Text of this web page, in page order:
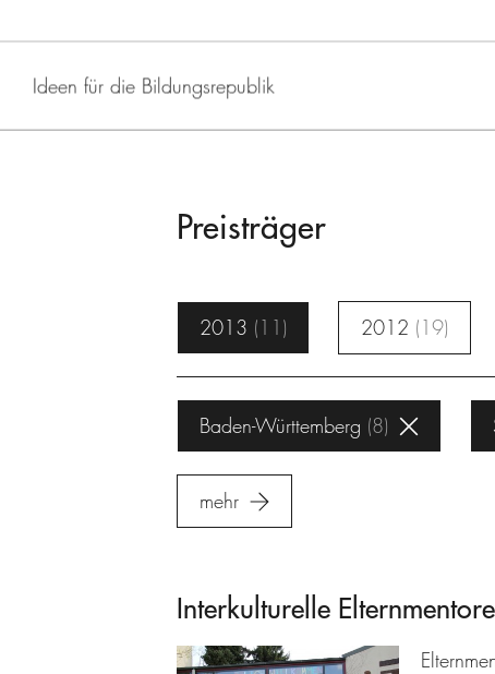
Ideen für die Bildungsrepublik
Preisträger
2013 11 2012 19
Baden-Württemberg 8
mehr
Interkulturelle